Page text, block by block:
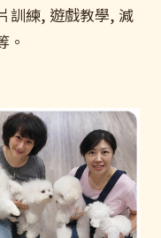
訓練, 遊戲教學, 減
。